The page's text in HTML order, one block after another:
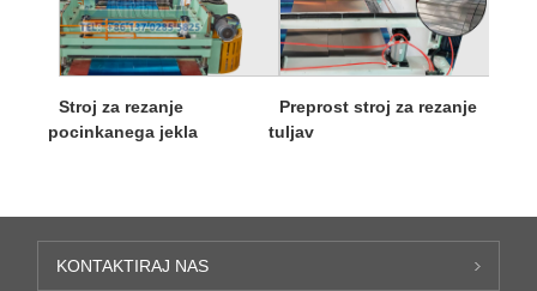
Stroj za rezanje
pocinkanega jekla
Preprost stroj za rezanje
tuljav
KONTAKTIRAJ NAS